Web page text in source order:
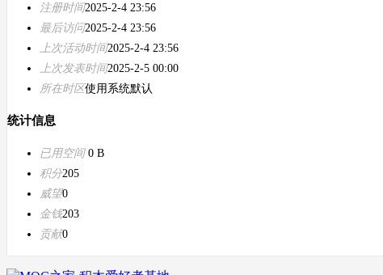
注册时间2025-2-4 23:56
最后访问2025-2-4 23:56
上次活动时间2025-2-4 23:56
上次发表时间2025-2-5 00:00
所在时区使用系统默认
统计信息
已用空间0 B
积分205
威望0
金钱203
贡献0